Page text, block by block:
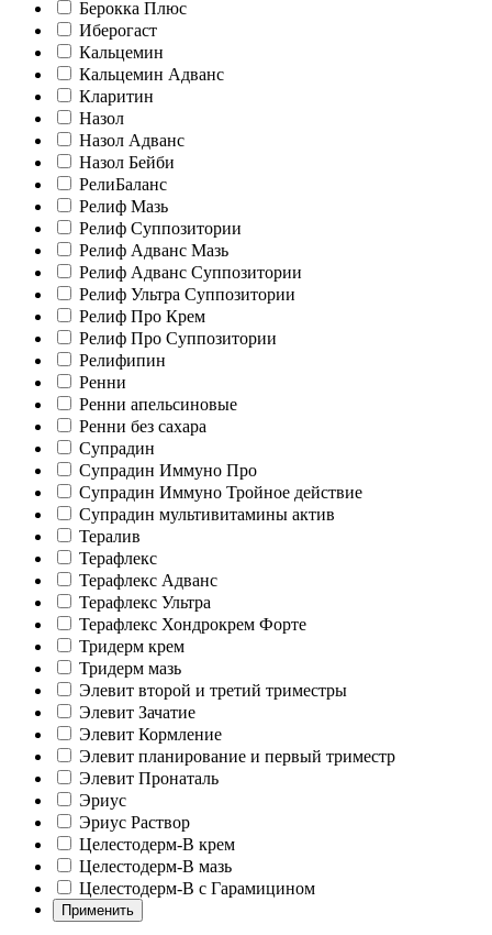
Берокка Плюс
Иберогаст
Кальцемин
Кальцемин Адванс
Кларитин
Назол
Назол Адванс
Назол Бейби
РелиБаланс
Релиф Мазь
Релиф Суппозитории
Релиф Адванс Мазь
Релиф Адванс Суппозитории
Релиф Ультра Суппозитории
Релиф Про Крем
Релиф Про Суппозитории
Релифипин
Ренни
Ренни апельсиновые
Ренни без сахара
Супрадин
Супрадин Иммуно Про
Супрадин Иммуно Тройное действие
Супрадин мультивитамины актив
Тералив
Терафлекс
Терафлекс Адванс
Терафлекс Ультра
Терафлекс Хондрокрем Форте
Тридерм крем
Тридерм мазь
Элевит второй и третий триместры
Элевит Зачатие
Элевит Кормление
Элевит планирование и первый триместр
Элевит Пронаталь
Эриус
Эриус Раствор
Целестодерм-В крем
Целестодерм-В мазь
Целестодерм-В с Гарамицином
Применить